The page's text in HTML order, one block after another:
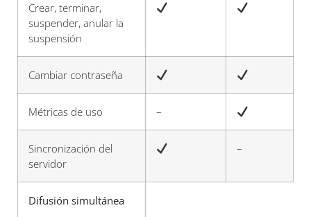
Crear, terminar,
suspender, anular la
suspensión
Cambiar contraseña
Métricas de uso –
Sincronización del
servidor
–
Difusión simultánea